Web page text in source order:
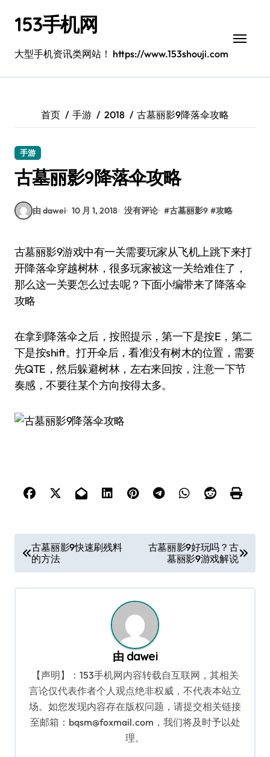
153手机网
大型手机资讯类网站！ https://www.153shouji.com
首页 手游 2018 古墓丽影9降落伞攻略
手游
古墓丽影9降落伞攻略
由 dawei 10 月 1, 2018 没有评论 #古墓丽影9 #攻略
古墓丽影9游戏中有一关需要玩家从飞机上跳下来打
开降落伞穿越树林，很多玩家被这一关给难住了，
那么这一关要怎么过去呢？下面小编带来了降落伞
攻略
在拿到降落伞之后，按照提示，第一下是按E，第二
下是按shift。打开伞后，看准没有树木的位置，需要
先QTE，然后躲避树林，左右来回按，注意一下节
奏感，不要往某个方向按得太多。
章
导
古墓丽影9快速刷残料
的方法
古墓丽影9好玩吗？古
墓丽影9游戏解说
由 dawei
【声明】：153手机网内容转载自互联网，其相关
言论仅代表作者个人观点绝非权威，不代表本站立
场。如您发现内容存在版权问题，请提交相关链接
至邮箱：bqsm@foxmail.com，我们将及时予以处
理。